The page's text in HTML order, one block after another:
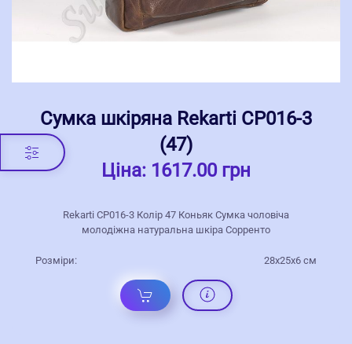
Сумка шкіряна Rekarti СР016-3
(47)
Ціна: 1617.00 грн
Rekarti СР016-3 Колір 47 Коньяк Сумка чоловіча
молодіжна натуральна шкіра Сорренто
Розміри: 28х25х6 см